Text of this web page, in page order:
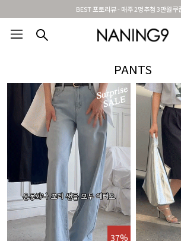
신규가입시 무료배송 + 2천원할인쿠폰
PANTS
37%